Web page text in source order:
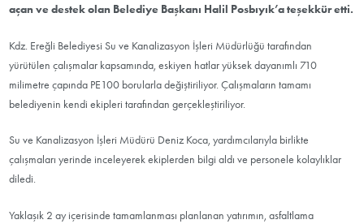
açan ve destek olan Belediye Başkanı Halil Posbıyık’a teşekkür etti.
Kdz. Ereğli Belediyesi Su ve Kanalizasyon İşleri Müdürlüğü tarafından
yürütülen çalışmalar kapsamında, eskiyen hatlar yüksek dayanımlı 710
milimetre çapında PE100 borularla değiştiriliyor. Çalışmaların tamamı
belediyenin kendi ekipleri tarafından gerçekleştiriliyor.
Su ve Kanalizasyon İşleri Müdürü Deniz Koca, yardımcılarıyla birlikte
çalışmaları yerinde inceleyerek ekiplerden bilgi aldı ve personele kolaylıklar
diledi.
Yaklaşık 2 ay içerisinde tamamlanması planlanan yatırımın, asfaltlama